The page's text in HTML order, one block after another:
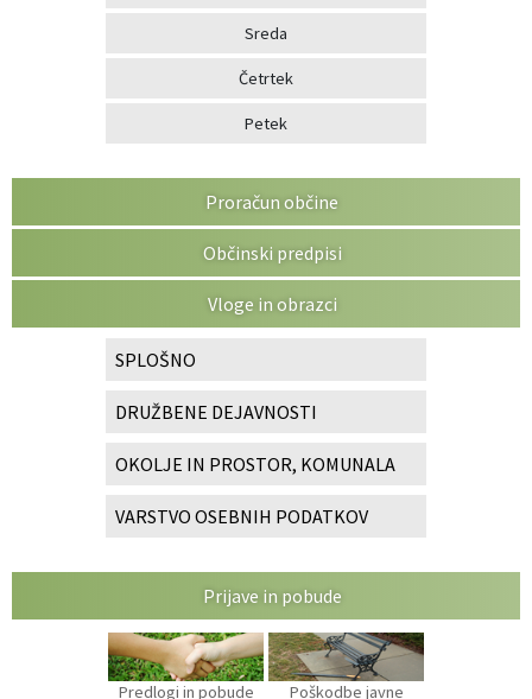
Sreda
Četrtek
Petek
Proračun občine
Občinski predpisi
Vloge in obrazci
SPLOŠNO
DRUŽBENE DEJAVNOSTI
OKOLJE IN PROSTOR, KOMUNALA
VARSTVO OSEBNIH PODATKOV
Prijave in pobude
Predlogi in pobude
Poškodbe javne